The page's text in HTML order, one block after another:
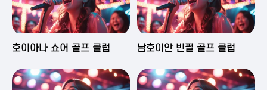
2025-06-03 16:43
호이아나 쇼어 골프 클럽 2025-06-03 15:09
남호이안 빈펄 골프 클럽